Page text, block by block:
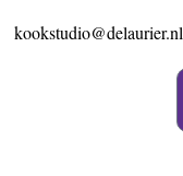
kookstudio@delaurier.nl